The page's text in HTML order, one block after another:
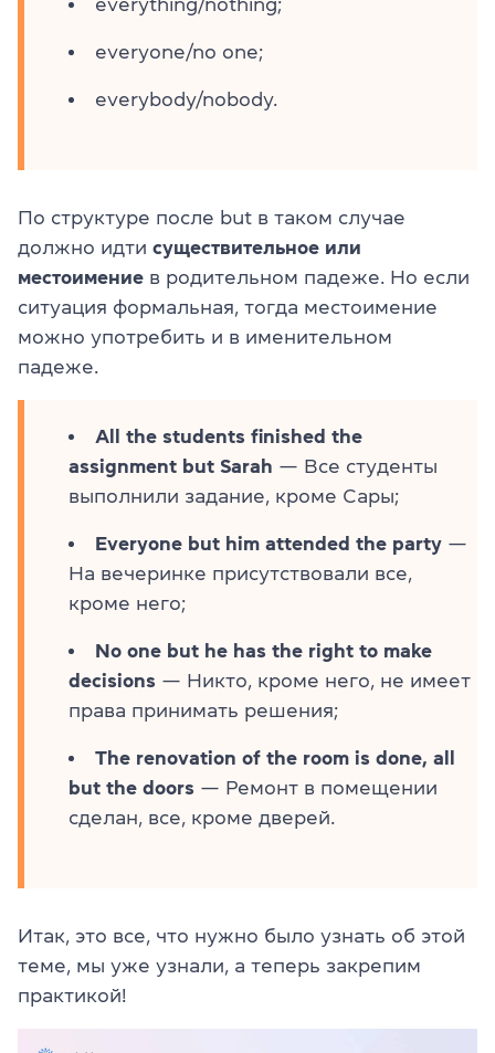
everything/nothing;
everyone/no one;
everybody/nobody.
По структуре после but в таком случае
должно идти существительное или
местоимение в родительном падеже. Но если
ситуация формальная, тогда местоимение
можно употребить и в именительном
падеже.
All the students finished the
assignment but Sarah — Все студенты
выполнили задание, кроме Сары;
Everyone but him attended the party —
На вечеринке присутствовали все,
кроме него;
No one but he has the right to make
decisions — Никто, кроме него, не имеет
права принимать решения;
The renovation of the room is done, all
but the doors — Ремонт в помещении
сделан, все, кроме дверей.
Итак, это все, что нужно было узнать об этой
теме, мы уже узнали, а теперь закрепим
практикой!